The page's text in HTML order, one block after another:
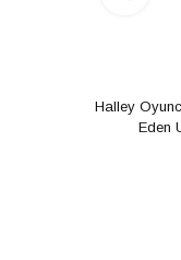
Halley
Eden